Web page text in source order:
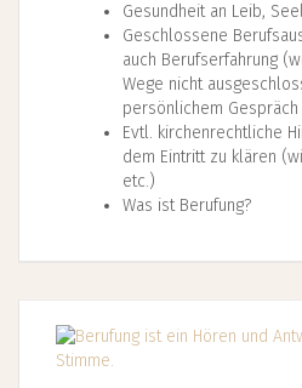
Gesundheit an Leib,
Geschlossene
auch Berufserfahrung
Wege nicht
persönlichem
Evtl. kirchenrechtliche
dem Eintritt zu klären
etc.)
Was ist Berufung?